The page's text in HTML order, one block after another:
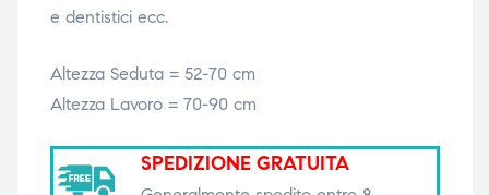
e dentistici ecc.
Altezza Seduta = 52-70 cm
Altezza Lavoro = 70-90 cm
SPEDIZIONE GRATUITA